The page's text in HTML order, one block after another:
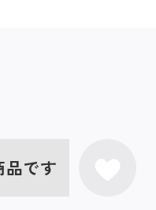
です